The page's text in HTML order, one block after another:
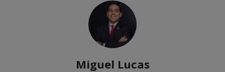
Miguel Lucas